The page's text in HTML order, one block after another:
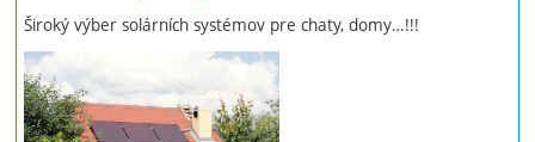
Široký výber solárních systémov pre chaty, domy…!!!